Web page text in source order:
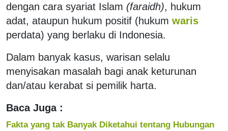
dengan cara syariat Islam (faraidh), hukum
adat, ataupun hukum positif (hukum waris
perdata) yang berlaku di Indonesia.
Dalam banyak kasus, warisan selalu
menyisakan masalah bagi anak keturunan
dan/atau kerabat si pemilik harta.
Baca Juga :
Fakta yang tak Banyak Diketahui tentang Hubungan